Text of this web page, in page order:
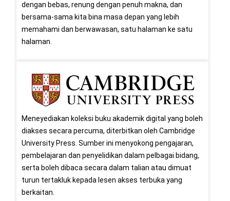
dengan bebas, renung dengan penuh makna, dan
bersama-sama kita bina masa depan yang lebih
memahami dan berwawasan, satu halaman ke satu
halaman.
Meneyediakan koleksi buku akademik digital yang boleh
diakses secara percuma, diterbitkan oleh Cambridge
University Press. Sumber ini menyokong pengajaran,
pembelajaran dan penyelidikan dalam pelbagai bidang,
serta boleh dibaca secara dalam talian atau dimuat
turun tertakluk kepada lesen akses terbuka yang
berkaitan.